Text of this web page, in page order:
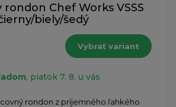
rondon Chef Works VSSS
biely/šedý
Vybrať variant
, piatok 7. 8. u vás
rondon z príjemného ľahkého